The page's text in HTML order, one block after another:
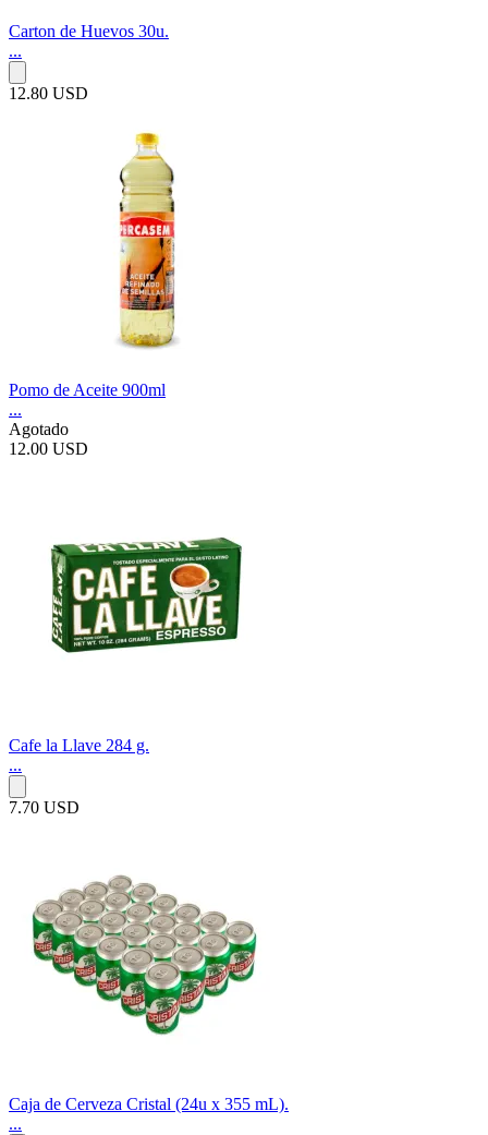
Carton de Huevos 30u.
...
12.80 USD
Pomo de Aceite 900ml
...
Agotado
12.00 USD
Cafe la Llave 284 g.
...
7.70 USD
Caja de Cerveza Cristal (24u x 355 mL).
...